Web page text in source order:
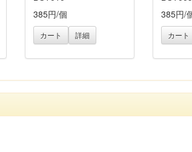
385円/個
カート 詳細
385円/
カート